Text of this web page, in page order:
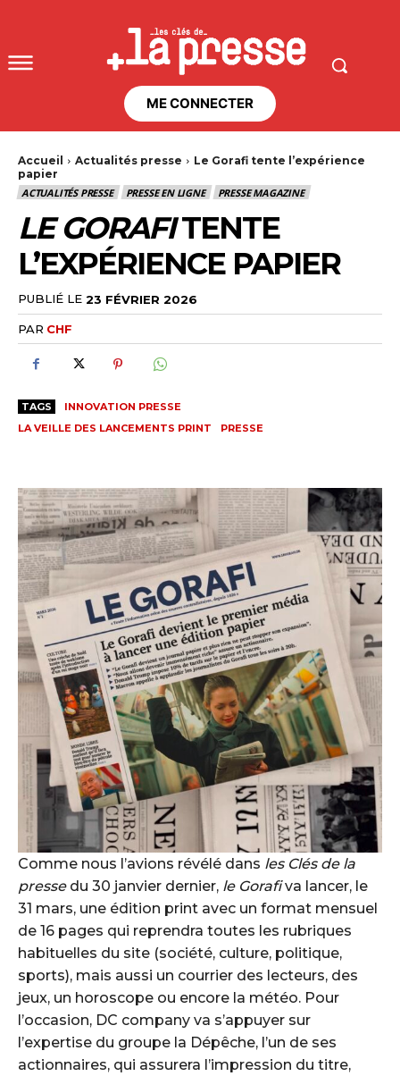
ME CONNECTER
Accueil Actualités presse
Le Gorafi tente l’expérience
papier
ACTUALITÉS PRESSE
PRESSE EN LIGNE PRESSE MAGAZINE
LE GORAFITENTE
L’EXPÉRIENCE PAPIER
PUBLIÉ LE 23 FÉVRIER 2026
PAR CHF
TAGS
INNOVATION PRESSE
LA VEILLE DES LANCEMENTS PRINT
PRESSE
Comme nous l’avions révélé dans les Clés de la
pressedu 30 janvier dernier, le Gorafiva lancer, le
31 mars, une édition print avec un format mensuel
de 16 pages qui reprendra toutes les rubriques
habituelles du site (société, culture, politique,
sports), mais aussi un courrier des lecteurs, des
jeux, un horoscope ou encore la météo. Pour
l’occasion, DC company va s’appuyer sur
l’expertise du groupe la Dépêche, l’un de ses
actionnaires, qui assurera l’impression du titre,